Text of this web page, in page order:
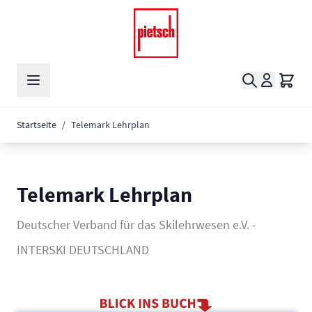
Suche
Startseite / Telemark Lehrplan
Telemark Lehrplan
Deutscher Verband für das Skilehrwesen e.V. -
INTERSKI DEUTSCHLAND